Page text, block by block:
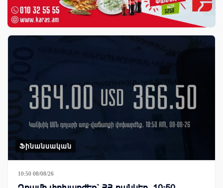
Ֆինանսական
10:50 08/08/26